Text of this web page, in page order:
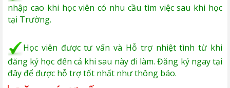
nhập cao khi học viên có nhu cầu tìm việc sau khi học
tại Trường.
Học viên được tư vấn và Hỗ trợ nhiệt tình từ khi
đăng ký học đến cả khi sau này đi làm. Đăng ký ngay tại
đây để được hỗ trợ tốt nhất như thông báo.